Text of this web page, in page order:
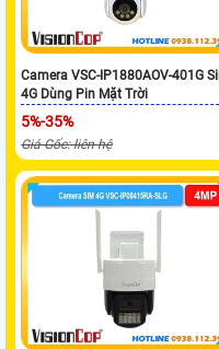
Camera VSC-IP1880AOV-401G
4G Dùng Pin Mặt Trời
5%-35%
Giá Gốc: liên hệ